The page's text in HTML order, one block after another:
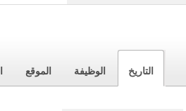
التاريخ الوظيفة الموقع